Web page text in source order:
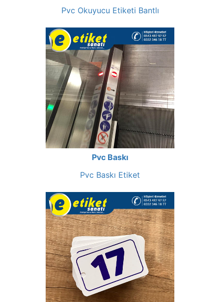
Pvc Okuyucu Etiketi Bantlı
Pvc Baskı
Pvc Baskı Etiket